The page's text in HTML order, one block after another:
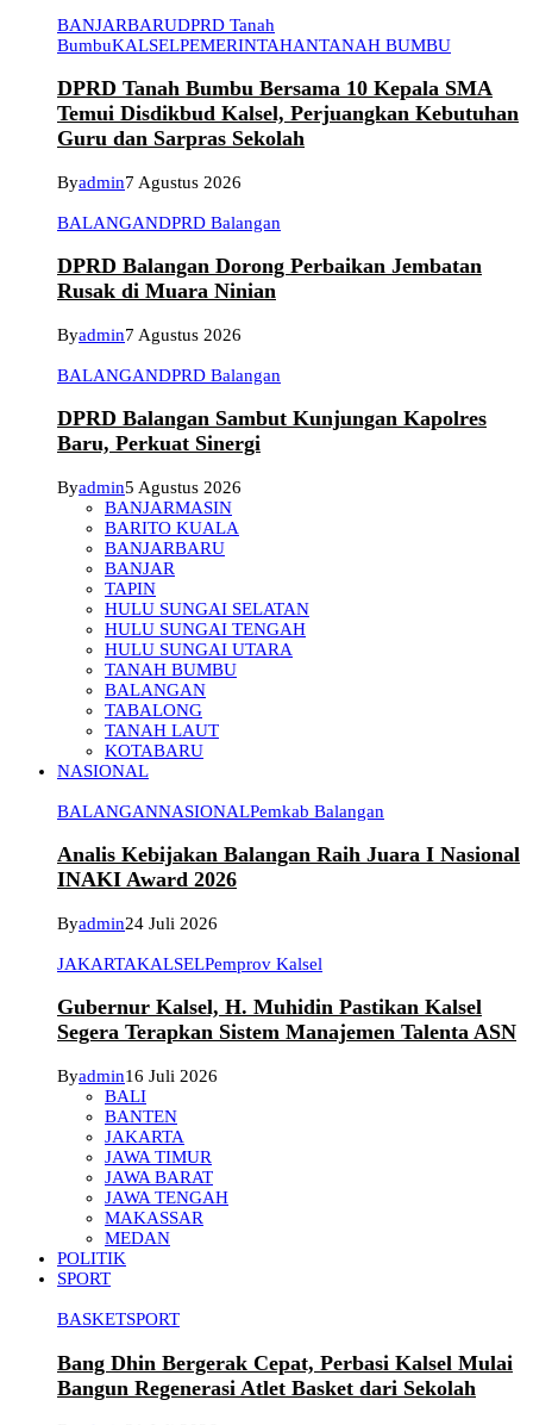
BANJARBARUDPRD Tanah
BumbuKALSELPEMERINTAHANTANAH BUMBU
DPRD Tanah Bumbu Bersama 10 Kepala SMA
Temui Disdikbud Kalsel, Perjuangkan Kebutuhan
Guru dan Sarpras Sekolah
Byadmin7 Agustus 2026
BALANGANDPRD Balangan
DPRD Balangan Dorong Perbaikan Jembatan
Rusak di Muara Ninian
Byadmin7 Agustus 2026
BALANGANDPRD Balangan
DPRD Balangan Sambut Kunjungan Kapolres
Baru, Perkuat Sinergi
Byadmin5 Agustus 2026
BANJARMASIN
BARITO KUALA
BANJARBARU
BANJAR
TAPIN
HULU SUNGAI SELATAN
HULU SUNGAI TENGAH
HULU SUNGAI UTARA
TANAH BUMBU
BALANGAN
TABALONG
TANAH LAUT
KOTABARU
NASIONAL
BALANGANNASIONALPemkab Balangan
Analis Kebijakan Balangan Raih Juara I Nasional
INAKI Award 2026
Byadmin24 Juli 2026
JAKARTAKALSELPemprov Kalsel
Gubernur Kalsel, H. Muhidin Pastikan Kalsel
Segera Terapkan Sistem Manajemen Talenta ASN
Byadmin16 Juli 2026
BALI
BANTEN
JAKARTA
JAWA TIMUR
JAWA BARAT
JAWA TENGAH
MAKASSAR
MEDAN
POLITIK
SPORT
BASKETSPORT
Bang Dhin Bergerak Cepat, Perbasi Kalsel Mulai
Bangun Regenerasi Atlet Basket dari Sekolah